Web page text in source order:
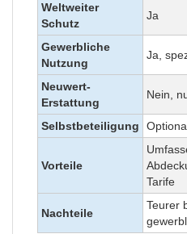
Weltweiter
Schutz
Ja
Gewerbliche
Nutzung
Ja,
Neuwert-
Erstattung
Nein,
Selbstbeteiligung
Vorteile
Tarife
Nachteile
Teurer